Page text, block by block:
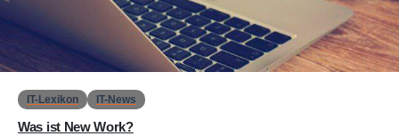
0
IT-Lexikon IT-News
Was ist New Work?